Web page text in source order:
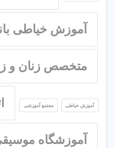
آموزش خیاطی
متخصص زنان و
آموزش خیاطی مجتمع آموزشی
آموزشگاه